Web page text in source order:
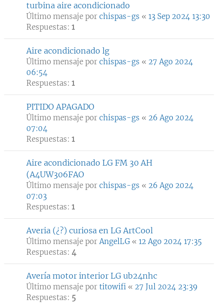
turbina aire acondicionado
Último mensaje por chispas-gs « 13 Sep 2024 13:30
Respuestas: 1
Aire acondicionado lg
Último mensaje por chispas-gs « 27 Ago 2024
06:54
Respuestas: 1
PITIDO APAGADO
Último mensaje por chispas-gs « 26 Ago 2024
07:04
Respuestas: 1
Aire acondicionado LG FM 30 AH
(A4UW306FAO
Último mensaje por chispas-gs « 26 Ago 2024
07:03
Respuestas: 1
Averia (¿?) curiosa en LG ArtCool
Último mensaje porAngelLG « 12 Ago 2024 17:35
Respuestas: 4
Avería motor interior LG ub24nhc
Último mensaje por titowifi « 27 Jul 2024 23:39
Respuestas: 5